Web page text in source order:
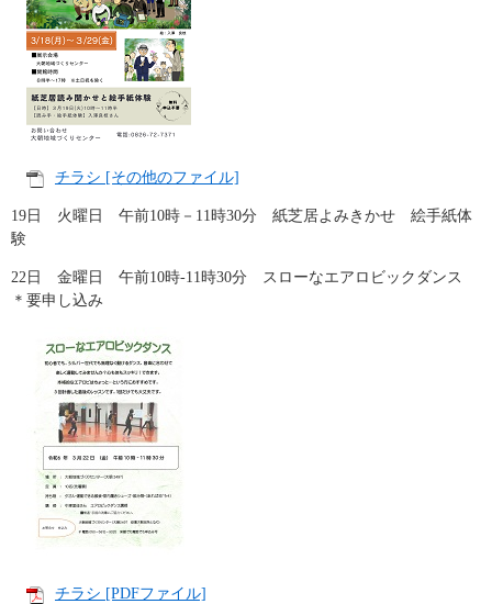
チラシ [その他のファイル]
19日 火曜日 午前10時－11時30分 紙芝居よみきかせ 絵手紙体
験
22日 金曜日 午前10時-11時30分 スローなエアロビックダンス
＊要申し込み
チラシ [PDFファイル]